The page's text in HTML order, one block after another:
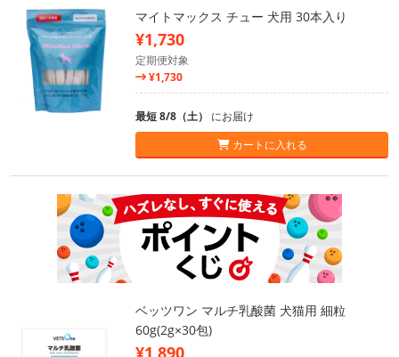
マイトマックス チュー 犬用 30本入り
¥1,730
定期便対象
¥1,730
最短 8/8（土） にお届け
カートに入れる
ベッツワン マルチ乳酸菌 犬猫用 細粒
60g(2g×30包)